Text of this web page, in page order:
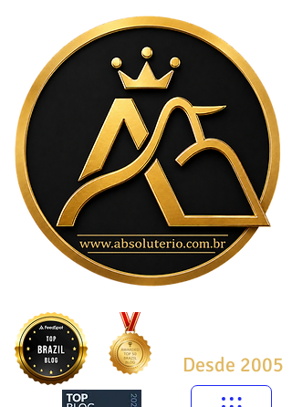
Desde 2005